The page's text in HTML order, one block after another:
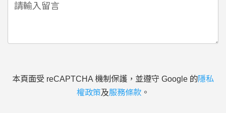
本頁面受 reCAPTCHA 機制保護，並遵守 Google 的隱私
權政策及服務條款 。